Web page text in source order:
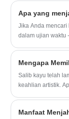
beberapa tahun
kembali, didorong
tangan yang
Jika Anda
dalam ujian waktu
Salib kayu telah
keahlian artistik.
pengaturan apa
Manfaat